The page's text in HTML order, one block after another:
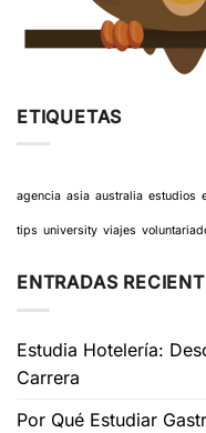
ETIQUETAS
agencia asia australia estudios
tips university viajes
ENTRADAS
Estudia Hotelería:
Carrera
Por Qué Estudiar